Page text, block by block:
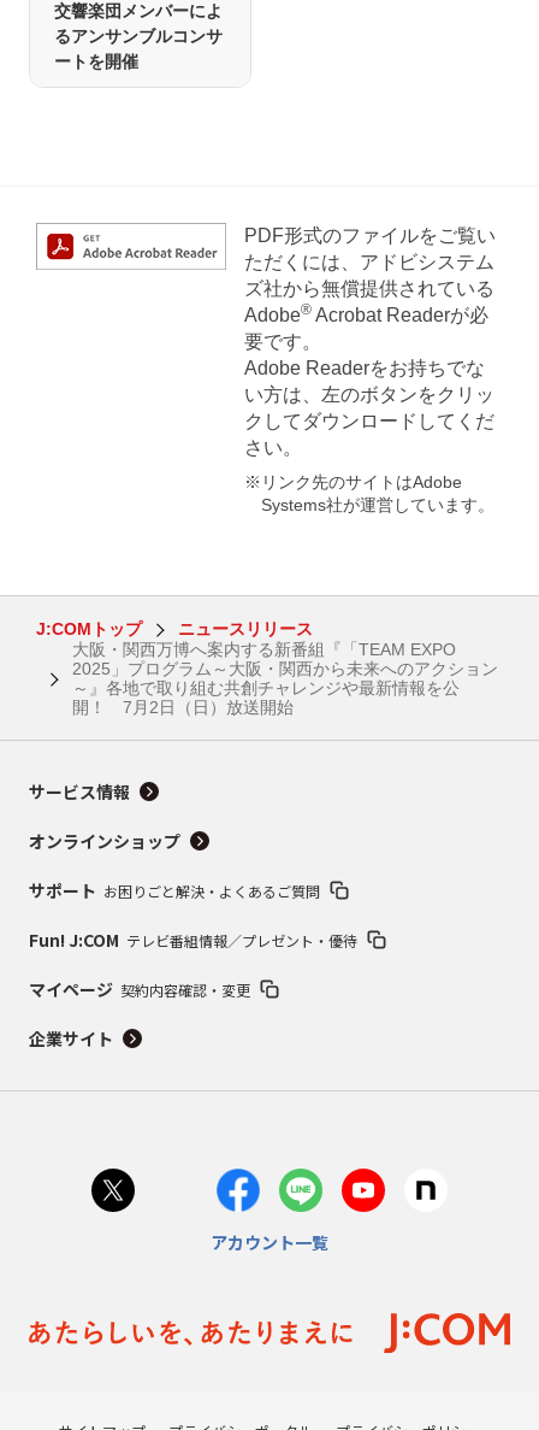
交響楽団メンバーによ
るアンサンブルコンサ
ートを開催
PDF形式のファイルをご覧い
ただくには、アドビシステム
ズ社から無償提供されている
Adobe®Acrobat Readerが必
要です。
Adobe Readerをお持ちでな
い方は、左のボタンをクリッ
クしてダウンロードしてくだ
さい。
※リンク先のサイトはAdobe
Systems社が運営しています。
J:COMトップ
ニュースリリース
大阪・関西万博へ案内する新番組『「TEAM EXPO
2025」プログラム～大阪・関西から未来へのアクション
～』各地で取り組む共創チャレンジや最新情報を公
開！ 7月2日（日）放送開始
サービス情報
オンラインショップ
サポート お困りごと解決・よくあるご質問
Fun! J:COM テレビ番組情報／プレゼント・優待
マイページ 契約内容確認・変更
企業サイト
アカウント一覧